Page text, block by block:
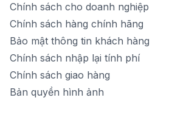
Chính sách cho doanh nghiệp
Chính sách hàng chính hãng
Bảo mật thông tin khách hàng
Chính sách nhập lại tính phí
Chính sách giao hàng
Bản quyền hình ảnh